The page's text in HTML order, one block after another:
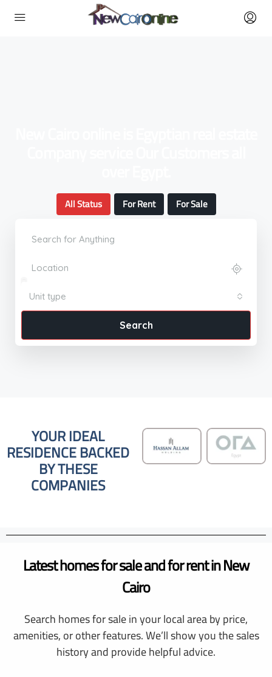
All Status For Rent For Sale
Unit type
Search
YOUR IDEAL
RESIDENCE BACKED
BY THESE
COMPANIES
Latest homes for sale and for rent in New
Cairo
Search homes for sale in your local area by price,
amenities, or other features. We’ll show you the sales
history and provide helpful advice.